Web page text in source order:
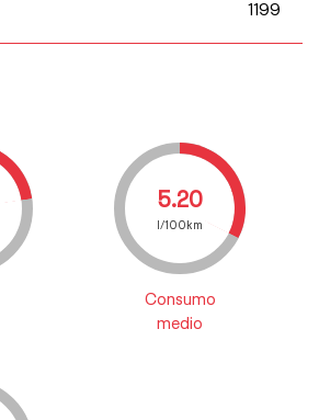
1199
5.20
l/100km
Consumo
medio